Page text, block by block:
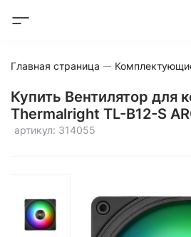
Главная страница
Купить Вентилятор для
Thermalright TL-B12-S
артикул: 314055